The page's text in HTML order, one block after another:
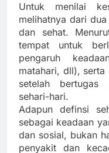
Untuk menilai
melihatnya dari
dan sehat.
tempat untuk
pengaruh
matahari, dll),
setelah bertugas
sehari-hari.
Adapun definsi
sebagai keadaan
dan sosial, bukan
penyakit dan